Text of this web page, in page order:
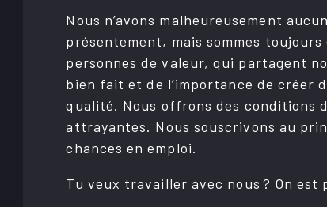
Nous n’avons malheu­reu­se­ment aucun emploi à offrir
présen­­te­­ment, mais sommes
personnes de valeur, qui partagent
bien fait et de l’im­­por­­tance de créer
qualité. Nous offrons des condi­­tions
attrayantes. Nous sous­­cri­­vons au
chances en emploi.
Tu veux travailler avec nous ? On est